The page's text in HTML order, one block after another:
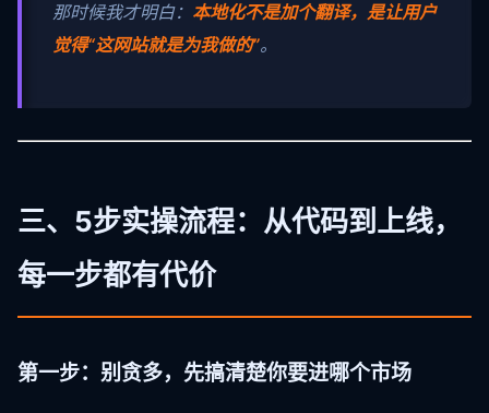
那时候我才明白： 本地化不是加个翻译，是让用户
觉得“这网站就是为我做的”。
三、5步实操流程：从代码到上线，
每一步都有代价
第一步：别贪多，先搞清楚你要进哪个市场